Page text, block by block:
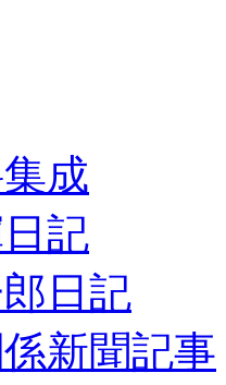
成
記
日記
新聞記事